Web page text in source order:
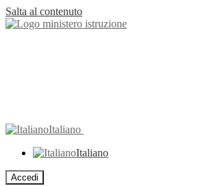
Salta al contenuto
Italiano
Italiano
Accedi